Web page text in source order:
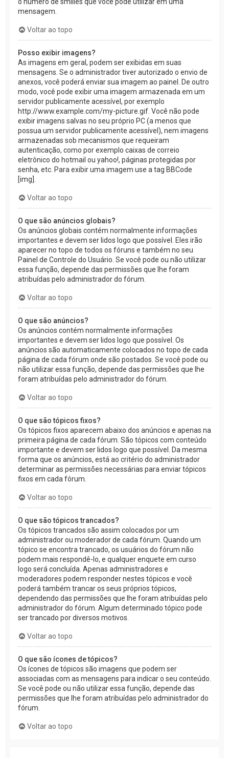
o número de smilies que você pode utilizar em uma
mensagem.
Voltar ao topo
Posso exibir imagens?
As imagens em geral, podem ser exibidas em suas
mensagens. Se o administrador tiver autorizado o envio de
anexos, você poderá enviar sua imagem ao painel. De outro
modo, você pode exibir uma imagem armazenada em um
servidor publicamente acessível, por exemplo
http://www.example.com/my-picture.gif. Você não pode
exibir imagens salvas no seu próprio PC (a menos que
possua um servidor publicamente acessível), nem imagens
armazenadas sob mecanismos que requeiram
autenticação, como por exemplo caixas de correio
eletrônico do hotmail ou yahoo!, páginas protegidas por
senha, etc. Para exibir uma imagem use a tag BBCode
[img].
Voltar ao topo
O que são anúncios globais?
Os anúncios globais contém normalmente informações
importantes e devem ser lidos logo que possível. Eles irão
aparecer no topo de todos os fóruns e também no seu
Painel de Controle do Usuário. Se você pode ou não utilizar
essa função, depende das permissões que lhe foram
atribuídas pelo administrador do fórum.
Voltar ao topo
O que são anúncios?
Os anúncios contém normalmente informações
importantes e devem ser lidos logo que possível. Os
anúncios são automaticamente colocados no topo de cada
página de cada fórum onde são postados. Se você pode ou
não utilizar essa função, depende das permissões que lhe
foram atribuídas pelo administrador do fórum.
Voltar ao topo
O que são tópicos fixos?
Os tópicos fixos aparecem abaixo dos anúncios e apenas na
primeira página de cada fórum. São tópicos com conteúdo
importante e devem ser lidos logo que possível. Da mesma
forma que os anúncios, está ao critério do administrador
determinar as permissões necessárias para enviar tópicos
fixos em cada fórum.
Voltar ao topo
O que são tópicos trancados?
Os tópicos trancados são assim colocados por um
administrador ou moderador de cada fórum. Quando um
tópico se encontra trancado, os usuários do fórum não
podem mais respondê-lo, e qualquer enquete em curso
logo será concluída. Apenas administradores e
moderadores podem responder nestes tópicos e você
poderá também trancar os seus próprios tópicos,
dependendo das permissões que lhe foram atribuídas pelo
administrador do fórum. Algum determinado tópico pode
ser trancado por diversos motivos.
Voltar ao topo
O que são ícones de tópicos?
Os ícones de tópicos são imagens que podem ser
associadas com as mensagens para indicar o seu conteúdo.
Se você pode ou não utilizar essa função, depende das
permissões que lhe foram atribuídas pelo administrador do
fórum.
Voltar ao topo